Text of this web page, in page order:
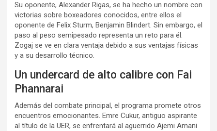
Su oponente, Alexander Rigas, se ha hecho un nombre con
victorias sobre boxeadores conocidos, entre ellos el
oponente de Felix Sturm, Benjamin Blindert. Sin embargo, el
paso al peso semipesado representa un reto para él.
Zogaj se ve en clara ventaja debido a sus ventajas físicas
y a su desarrollo técnico.
Un undercard de alto calibre con Fai
Phannarai
Además del combate principal, el programa promete otros
encuentros emocionantes. Emre Cukur, antiguo aspirante
al título de la UER, se enfrentará al aguerrido Ajemi Amani